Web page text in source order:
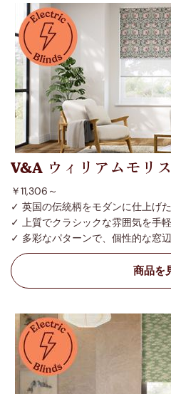
V&A ウィリアムモリ
￥11,306～
✓ 英国の伝統柄をモダンに仕上げ
✓ 上質でクラシックな雰囲気を手
✓ 多彩なパターンで、個性的な窓
商品を